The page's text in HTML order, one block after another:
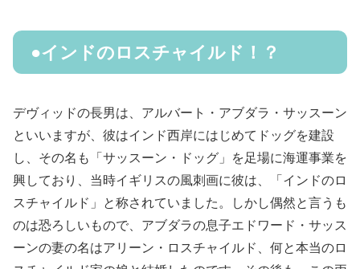
●インドのロスチャイルド！？
デヴィッドの長男は、アルバート・アブダラ・サッスーン
といいますが、彼はインド西岸にはじめてドッグを建設
し、その名も「サッスーン・ドッグ」を足場に海運事業を
興しており、当時イギリスの風刺画に彼は、「インドのロ
スチャイルド」と称されていました。しかし偶然と言うも
のは恐ろしいもので、アブダラの息子エドワード・サッス
ーンの妻の名はアリーン・ロスチャイルド、何と本当のロ